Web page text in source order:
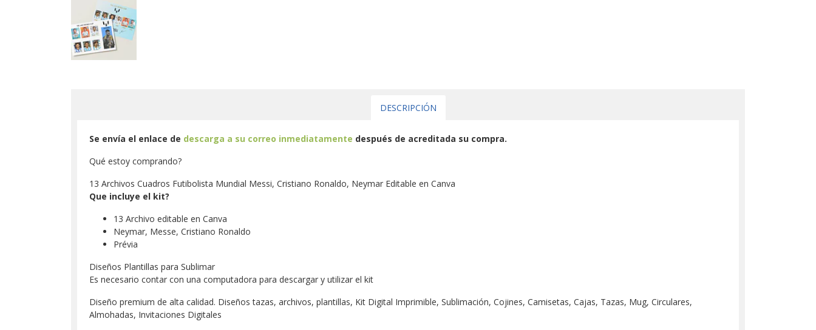
DESCRIPCIÓN
Se envía el enlace de descarga a su correo inmediatamente después de acreditada su compra.
Qué estoy comprando?
13 Archivos Cuadros Futibolista Mundial Messi, Cristiano Ronaldo, Neymar Editable en Canva
Que incluye el kit?
13 Archivo editable en Canva
Neymar, Messe, Cristiano Ronaldo
Prévia
Diseños Plantillas para Sublimar
Es necesario contar con una computadora para descargar y utilizar el kit
Diseño premium de alta calidad. Diseños tazas, archivos, plantillas, Kit Digital Imprimible, Sublimación, Cojines, Camisetas, Cajas, Tazas, Mug, Circulares,
Almohadas, Invitaciones Digitales